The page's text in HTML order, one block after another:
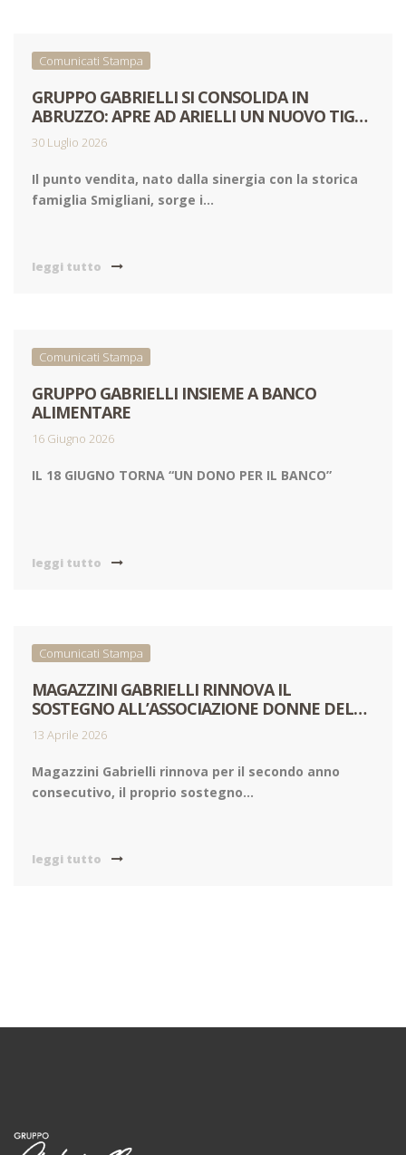
Comunicati Stampa
GRUPPO GABRIELLI SI CONSOLIDA IN
ABRUZZO: APRE AD ARIELLI UN NUOVO TIGRE
AMICO
30 Luglio 2026
Il punto vendita, nato dalla sinergia con la storica
famiglia Smigliani, sorge i...
leggi tutto
Comunicati Stampa
GRUPPO GABRIELLI INSIEME A BANCO
ALIMENTARE
16 Giugno 2026
IL 18 GIUGNO TORNA “UN DONO PER IL BANCO”
leggi tutto
Comunicati Stampa
MAGAZZINI GABRIELLI RINNOVA IL
SOSTEGNO ALL’ASSOCIAZIONE DONNE DEL
RETAIL
13 Aprile 2026
Magazzini Gabrielli rinnova per il secondo anno
consecutivo, il proprio sostegno...
leggi tutto